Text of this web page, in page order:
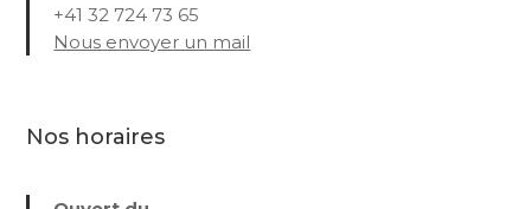
+41 32 724 73 65
Nous envoyer un mail
Nos horaires